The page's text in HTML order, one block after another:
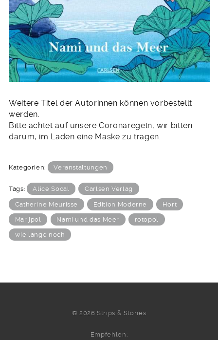
Weitere Titel der Autorinnen können vorbestellt
werden.
Bitte achtet auf unsere Coronaregeln, wir bitten
darum, im Laden eine Maske zu tragen.
Kategorien: Veranstaltungen
Tags: Alice Socal Carlsen Verlag
Catherine Meurisse Edition Moderne Hort
Marijpol Nami und das Meer rotopol
wie lange noch
© 2026 Strips & Stories
Empfehlen: